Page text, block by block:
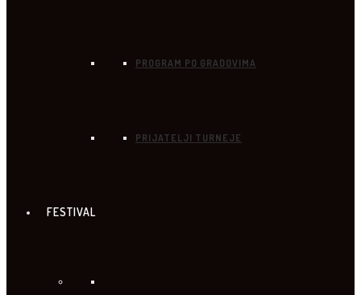
PROGRAM PO GRADOVIMA
PRIJATELJI TURNEJE
FESTIVAL